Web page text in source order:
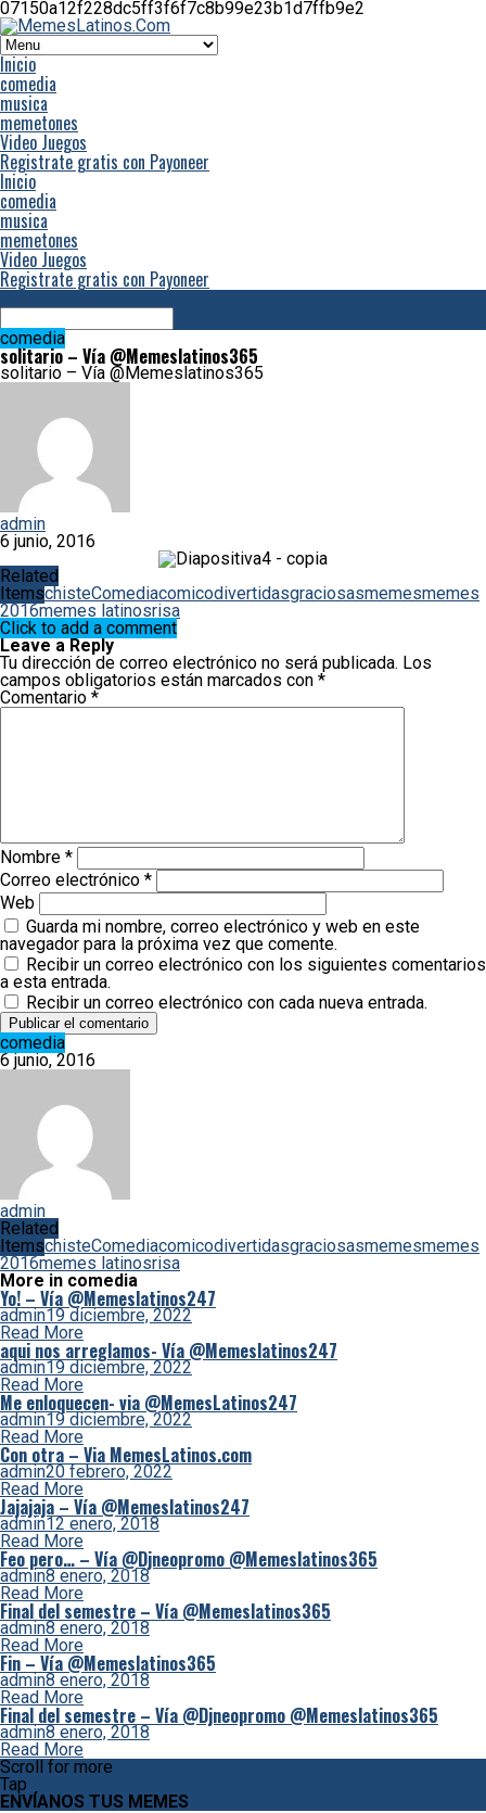
07150a12f228dc5ff3f6f7c8b99e23b1d7ffb9e2
Inicio
comedia
musica
memetones
Video Juegos
Registrate gratis con Payoneer
Inicio
comedia
musica
memetones
Video Juegos
Registrate gratis con Payoneer
comedia
solitario – Vía @Memeslatinos365
solitario – Vía @Memeslatinos365
admin
6 junio, 2016
Related
ItemschisteComediacomicodivertidasgraciosasmemesmemes
2016memes latinosrisa
Click to add a comment
Leave a Reply
Tu dirección de correo electrónico no será publicada. Los
campos obligatorios están marcados con *
Comentario *
Nombre *
Correo electrónico *
Web
Guarda mi nombre, correo electrónico y web en este
navegador para la próxima vez que comente.
Recibir un correo electrónico con los siguientes comentarios
a esta entrada.
Recibir un correo electrónico con cada nueva entrada.
comedia
6 junio, 2016
admin
Related
ItemschisteComediacomicodivertidasgraciosasmemesmemes
2016memes latinosrisa
More in comedia
Yo! – Vía @Memeslatinos247
admin19 diciembre, 2022
Read More
aqui nos arreglamos- Vía @Memeslatinos247
admin19 diciembre, 2022
Read More
Me enloquecen- via @MemesLatinos247
admin19 diciembre, 2022
Read More
Con otra – Via MemesLatinos.com
admin20 febrero, 2022
Read More
Jajajaja – Vía @Memeslatinos247
admin12 enero, 2018
Read More
Feo pero… – Vía @Djneopromo @Memeslatinos365
admin8 enero, 2018
Read More
Final del semestre – Vía @Memeslatinos365
admin8 enero, 2018
Read More
Fin – Vía @Memeslatinos365
admin8 enero, 2018
Read More
Final del semestre – Vía @Djneopromo @Memeslatinos365
admin8 enero, 2018
Read More
Scroll for more
Tap
ENVÍANOS TUS MEMES